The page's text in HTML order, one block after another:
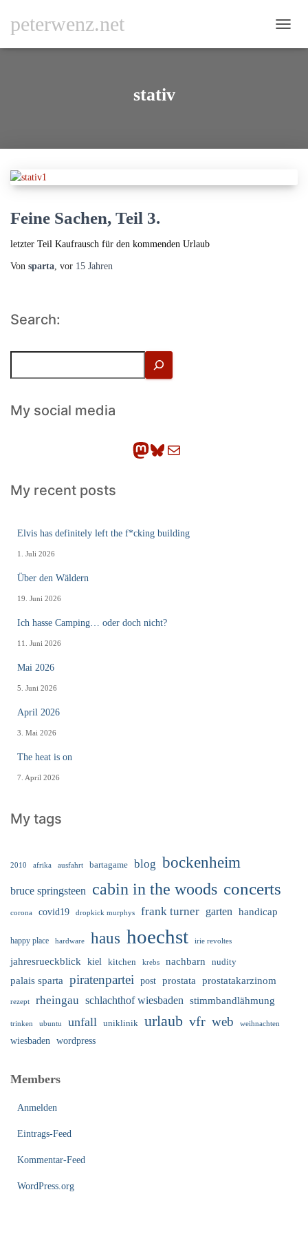
peterwenz.net
stativ
Feine Sachen, Teil 3.
letzter Teil Kaufrausch für den kommenden Urlaub
Von sparta , vor 15 Jahren
Search:
h
eMy social media
Mastodon Bluesky E-Mail
My recent posts
Elvis has definitely left the f*cking building
1. Juli 2026
Über den Wäldern
19. Juni 2026
Ich hasse Camping… oder doch nicht?
11. Juni 2026
Mai 2026
5. Juni 2026
April 2026
3. Mai 2026
The heat is on
7. April 2026
My tags
2010 afrika ausfahrt bartagame blog bockenheim
bruce springsteen cabin in the woods concerts
corona covid19 dropkick murphys frank turner garten handicap
happy place hardware haus hoechst irie revoltes
jahresrueckblick kiel kitchen krebs nachbarn nudity
palais sparta piratenpartei post prostata prostatakarzinom
rezept rheingau schlachthof wiesbaden stimmbandlähmung
trinken ubuntu unfall uniklinik urlaub vfr web weihnachten
wiesbaden wordpress
Members
Anmelden
Eintrags-Feed
Kommentar-Feed
WordPress.org